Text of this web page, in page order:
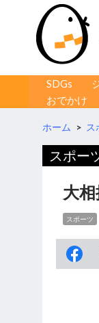
コンテンツへ移
SDGs
おでかけ
ホーム > ス
スポー
大
スポーツ